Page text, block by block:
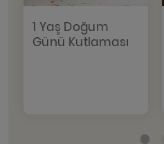
1 Yaş Doğum
Günü Kutlaması